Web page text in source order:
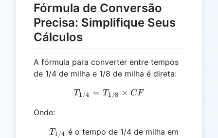
Fórmula de Conversão
Precisa: Simplifique Seus
Cálculos
A fórmula para converter entre tempos
de 1/4 de milha e 1/8 de milha é direta:
T_{1/4} = T_{1/8}
T1/4 = T1/8 × CF
Onde:
T_{1/4}
T1/4 é o tempo de 1/4 de milha em